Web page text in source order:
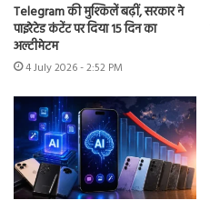
Telegram की मुश्किलें बढ़ीं, सरकार ने
पाइरेटेड कंटेंट पर दिया 15 दिन का
अल्टीमेटम
4 July 2026 - 2:52 PM